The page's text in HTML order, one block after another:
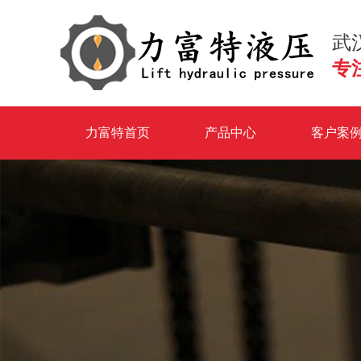
武
专
力富特首页 产品中心 客户案